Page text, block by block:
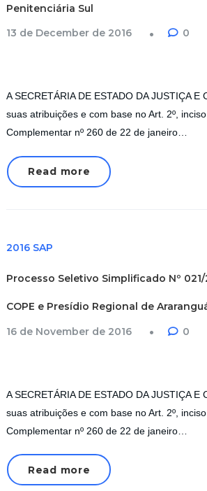
Penitenciária Sul
13 de December de 2016
0
A SECRETÁRIA DE ESTADO DA JUSTIÇA E
suas atribuições e com base no Art. 2º,
Complementar nº 260 de 22 de janeiro…
Read more
2016 SAP
Processo Seletivo Simplificado Nº 021/
COPE e Presídio Regional de
16 de November de 2016
0
A SECRETÁRIA DE ESTADO DA JUSTIÇA E
suas atribuições e com base no Art. 2º,
Complementar nº 260 de 22 de janeiro…
Read more